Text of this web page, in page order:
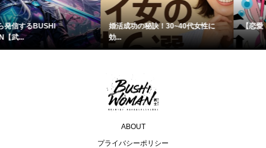
女性に 【恋愛・婚活テクニックは必要な...
臨床心理学に基づく カ
ABOUT
プライバシーポリシー